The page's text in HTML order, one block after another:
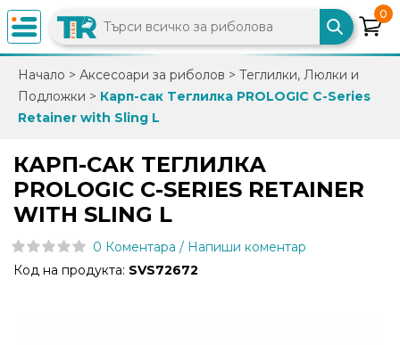
×
0882
892
info@trfish.com
Вход
0
Начало > Аксесоари за риболов > Теглилки, Люлки и
Подложки > Карп-сак Tеглилка PROLOGIC C-Series
Retainer with Sling L
КАРП-САК TЕГЛИЛКА
PROLOGIC C-SERIES RETAINER
WITH SLING L
0 Коментара / Напиши коментар
Код на продукта: SVS72672